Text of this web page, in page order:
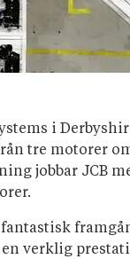
i
tre motorer
jobbar JCB
verklig